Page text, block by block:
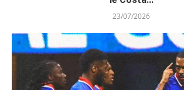
23/07/2026